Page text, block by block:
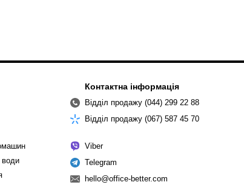
води
Контактна інформація
Відділ продажу (044) 299 22 88
Відділ продажу (067) 587 45 70
Viber
Telegram
hello@office-better.com